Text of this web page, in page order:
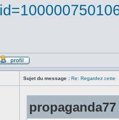
Sujet du message : Re: Regardez cette